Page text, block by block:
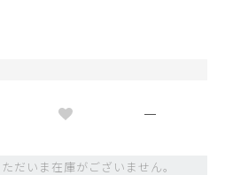
—
だいま在庫がございません。